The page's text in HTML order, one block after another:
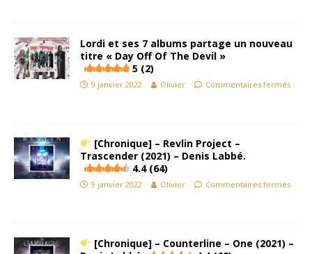
Lordi et ses 7 albums partage un nouveau
titre « Day Off Of The Devil »
5 (2)
9 janvier 2022 Olivier Commentaires fermés
[Chronique] – Revlin Project –
Trascender (2021) – Denis Labbé.
4.4 (64)
9 janvier 2022 Olivier Commentaires fermés
[Chronique] – Counterline – One (2021) –